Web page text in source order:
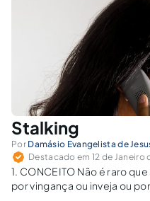
grupo como um todo.
Stalking
Por Damásio Evangelista de
Destacado em 12 de
1. CONCEITO Não é raro
por vingança ou inveja ou